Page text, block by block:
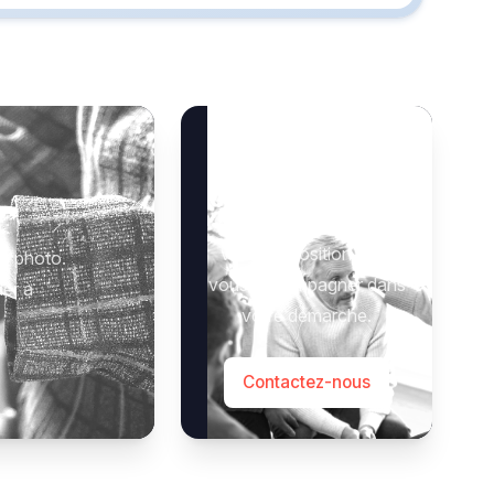
:
photo.
à
votre disposition pour
vous accompagner dans
votre démarche.
Contactez-nous